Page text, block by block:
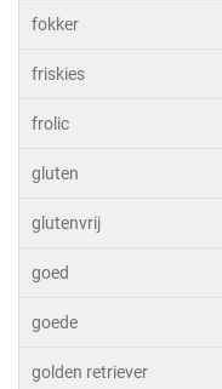
fokker
friskies
frolic
gluten
glutenvrij
goed
goede
golden retriever